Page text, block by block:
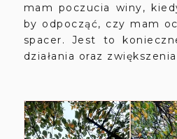
mam poczucia winy,
by odpocząć, czy mam
spacer. Jest to
działania oraz